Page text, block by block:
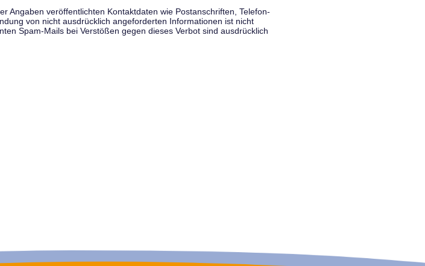
Angaben veröffentlichten Kontaktdaten wie Postanschriften, Telefon-
von nicht ausdrücklich angeforderten Informationen ist nicht
Spam-Mails bei Verstößen gegen dieses Verbot sind ausdrücklich